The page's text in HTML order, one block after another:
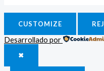
CUSTOMIZE
Desarrollado por
✖